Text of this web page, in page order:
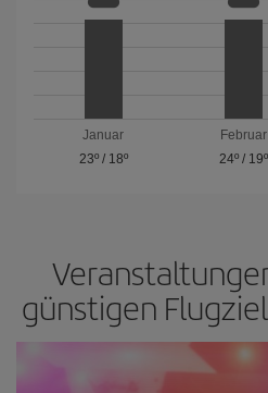
Januar
23º/ 18º
Februar
24º/ 19º
günstigen